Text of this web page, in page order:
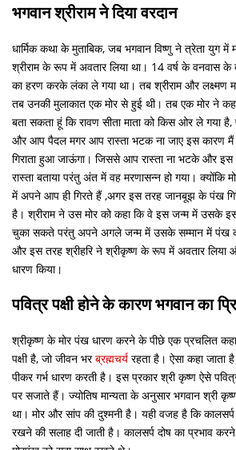
भगवान श्रीराम ने दिया वरदान
धार्मिक कथा के मुताबिक, जब भगवान विष्णु ने त्रेता युग में
श्रीराम के रूप में अवतार लिया था। 14 वर्ष के वनवास के
का हरण करके लंका ले गया था। तब श्रीराम और लक्ष्मण
तब उनकी मुलाकात एक मोर से हुई थी। तब एक मोर ने
बता सकता हूं कि रावण सीता माता को किस ओर ले गया
और आप पैदल मगर आप रास्ता भटक ना जाए इस कारण
गिराता हुआ जाऊंगा। जिससे आप रास्ता ना भटके और इस
रास्ता बताया परंतु अंत में वह मरणासन्न हो गया। क्योंकि
में अपने आप ही गिरते हैं ,अगर इस तरह जानबूझ के पंख
है। श्रीराम ने उस मोर को कहा कि वे इस जन्म में उसके
चुका सकते परंतु अपने अगले जन्म में उसके सम्मान में पंख
और इस तरह श्रीहरि ने श्रीकृष्ण के रूप में अवतार
धारण किया।
पवित्र पक्षी होने के कारण भगवान का
श्रीकृष्ण के मोर पंख धारण करने के पीछे एक प्रचलित
पक्षी है, जो जीवन भरब्रह्मचर्य रहता है। ऐसा कहा जाता
पीकर गर्भ धारण करती है। इस प्रकार श्री कृष्ण ऐसे
पर सजाते हैं। ज्योतिष मान्यता के अनुसार भगवान श्री
था। मोर और सांप की दुश्मनी है। यही वजह है कि
रखने की सलाह दी जाती है। कालसर्प दोष का प्रभाव